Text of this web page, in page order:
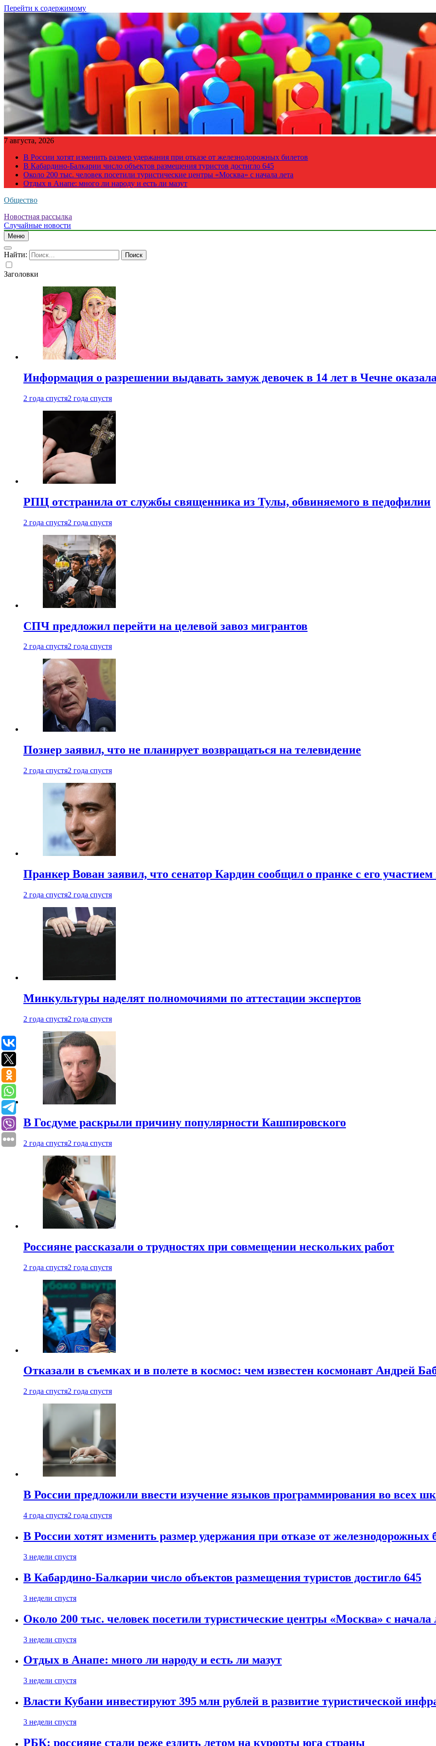
Перейти к содержимому
7 августа, 2026
В России хотят изменить размер удержания при отказе от железнодорожных билетов
В Кабардино-Балкарии число объектов размещения туристов достигло 645
Около 200 тыс. человек посетили туристические центры «Москва» с начала лета
Отдых в Анапе: много ли народу и есть ли мазут
Общество
Новостная рассылка
Случайные новости
Меню
Найти:
Заголовки
Информация о разрешении выдавать замуж девочек в 14 лет в Чечне
2 года спустя2 года спустя
РПЦ отстранила от службы священника из Тулы, обвиняемого в педофилии
2 года спустя2 года спустя
СПЧ предложил перейти на целевой завоз мигрантов
2 года спустя2 года спустя
Познер заявил, что не планирует возвращаться на телевидение
2 года спустя2 года спустя
Пранкер Вован заявил, что сенатор Кардин сообщил о пранке с его
2 года спустя2 года спустя
Минкультуры наделят полномочиями по аттестации экспертов
2 года спустя2 года спустя
В Госдуме раскрыли причину популярности Кашпировского
2 года спустя2 года спустя
Россияне рассказали о трудностях при совмещении нескольких работ
2 года спустя2 года спустя
Отказали в съемках и в полете в космос: чем известен космонавт Андрей
2 года спустя2 года спустя
В России предложили ввести изучение языков программирования во всех
4 года спустя2 года спустя
В России хотят изменить размер удержания при отказе от железнодорожных
3 недели спустя
В Кабардино-Балкарии число объектов размещения туристов достигло 645
3 недели спустя
Около 200 тыс. человек посетили туристические центры «Москва» с начала
3 недели спустя
Отдых в Анапе: много ли народу и есть ли мазут
3 недели спустя
Власти Кубани инвестируют 395 млн рублей в развитие туристической
3 недели спустя
РБК: россияне стали реже ездить летом на курорты юга страны